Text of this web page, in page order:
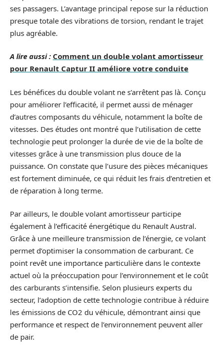
ses passagers. L’avantage principal repose sur la réduction
presque totale des vibrations de torsion, rendant le trajet
plus agréable.
A lire aussi : Comment un double volant amortisseur
pour Renault Captur II améliore votre conduite
Les bénéfices du double volant ne s’arrêtent pas là. Conçu
pour améliorer l’efficacité, il permet aussi de ménager
d’autres composants du véhicule, notamment la boîte de
vitesses. Des études ont montré que l’utilisation de cette
technologie peut prolonger la durée de vie de la boîte de
vitesses grâce à une transmission plus douce de la
puissance. On constate que l’usure des pièces mécaniques
est fortement diminuée, ce qui réduit les frais d’entretien et
de réparation à long terme.
Par ailleurs, le double volant amortisseur participe
également à l’efficacité énergétique du Renault Austral.
Grâce à une meilleure transmission de l’énergie, ce volant
permet d’optimiser la consommation de carburant. Ce
point revêt une importance particulière dans le contexte
actuel où la préoccupation pour l’environnement et le coût
des carburants s’intensifie. Selon plusieurs experts du
secteur, l’adoption de cette technologie contribue à réduire
les émissions de CO2 du véhicule, démontrant ainsi que
performance et respect de l’environnement peuvent aller
de pair.